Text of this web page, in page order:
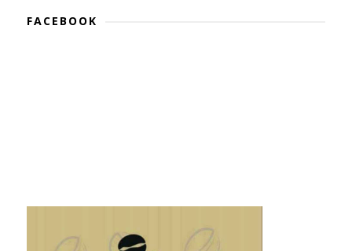
FACEBOOK